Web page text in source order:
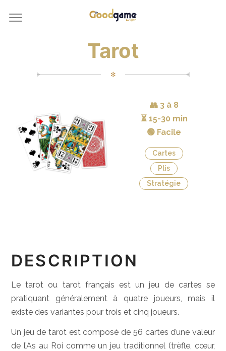
Tarot
✻
👥 3 à 8
⏳ 15-30 min
🟢 Facile
Cartes
Plis
Stratégie
DESCRIPTION
Le tarot ou tarot français est un jeu de cartes se
pratiquant généralement à quatre joueurs, mais il
existe des variantes pour trois et cinq joueurs.
Un jeu de tarot est composé de 56 cartes d’une valeur
de l’As au Roi comme un jeu traditionnel (trèfle, cœur,